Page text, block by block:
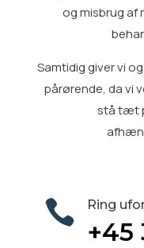
og misbrug af
Samtidig giver vi
pårørende, da vi
stå tæt
 Ring
+45